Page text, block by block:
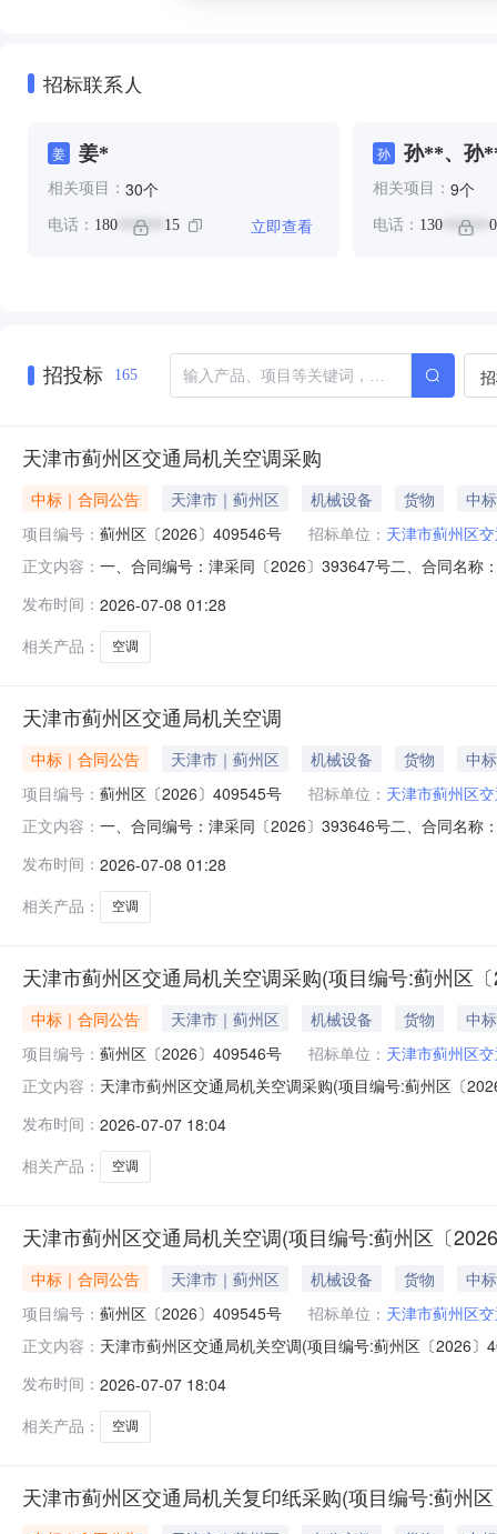
招标联系人
姜 姜*
相关项目： 30个
电话： 180 ****** 15 立即查看
孙 孙**、孙
相关项目： 9个
电话： 130******
招投标 165
天津市蓟州区交通局机关空调采购
中标｜合同公告 天津市｜蓟州区 机械设备 货物
中
项目编号： 蓟州区〔2026〕409546号 招标单位： 天津市蓟州区
正文内容： 一、合同编号：津采同〔2026〕393647号二、合同名称
开区黄河道与密云路交口熙汇中心1-1-6F-A115联系方式
发布时间： 2026-07-08 01:28
相关产品：
空调
天津市蓟州区交通局机关空调
中标｜合同公告 天津市｜蓟州区 机械设备 货物
中
项目编号： 蓟州区〔2026〕409545号 招标单位： 天津市蓟州区
正文内容： 一、合同编号：津采同〔2026〕393646号二、合同名称
河道与密云路交口熙汇中心1-1-6F-A115联系方式：
发布时间： 2026-07-08 01:28
相关产品：
空调
天津市蓟州区交通局机关空调采购(项目编号:蓟州区
中标｜合同公告 天津市｜蓟州区 机械设备 货物
中
项目编号： 蓟州区〔2026〕409546号 招标单位： 天津市蓟州区
正文内容： 天津市蓟州区交通局机关空调采购(项目编号:蓟州区〔
机关地址：天津市蓟州区天津市蓟州区渔阳镇人民西路
发布时间： 2026-07-07 18:04
相关产品：
空调
天津市蓟州区交通局机关空调(项目编号:蓟州区〔
中标｜合同公告 天津市｜蓟州区 机械设备 货物
中
项目编号： 蓟州区〔2026〕409545号 招标单位： 天津市蓟州区
正文内容： 天津市蓟州区交通局机关空调(项目编号:蓟州区〔2026
址：天津市蓟州区天津市蓟州区渔阳镇人民西路67号联
发布时间： 2026-07-07 18:04
相关产品：
空调
天津市蓟州区交通局机关复印纸采购(项目编号:蓟州